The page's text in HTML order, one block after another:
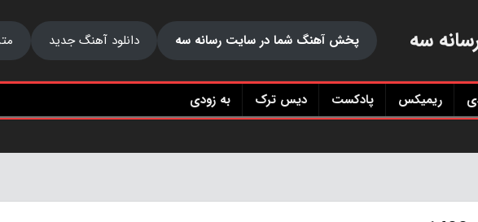
سه پخش آهنگ شما در سایت رسانه سه دانلود آهنگ جدید
ریمیکس پادکست دیس ترک به زودی